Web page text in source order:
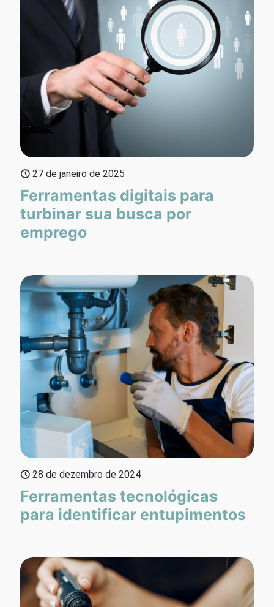
27 de janeiro de 2025
Ferramentas digitais para
turbinar sua busca por
emprego
28 de dezembro de 2024
Ferramentas tecnológicas
para identificar entupimentos